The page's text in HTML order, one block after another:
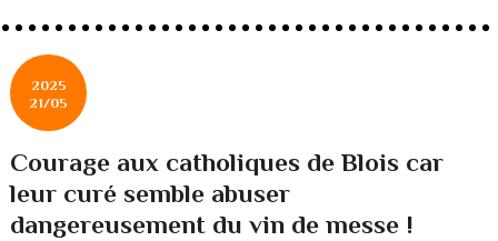
2025
21/05
Courage aux catholiques de Blois car
leur curé semble abuser
dangereusement du vin de messe !